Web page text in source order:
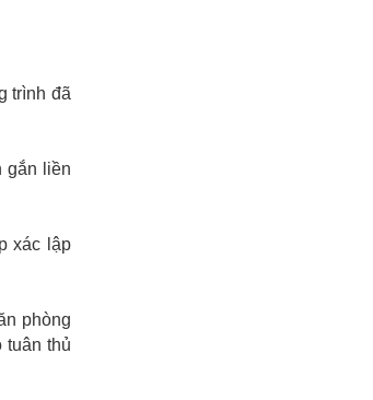
trình đã
gắn liền
xác lập
phòng
tuân thủ